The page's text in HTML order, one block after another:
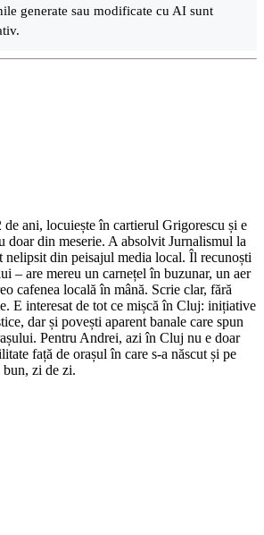
generate sau modificate cu AI sunt
ani, locuiește în cartierul Grigorescu și e
doar din meserie. A absolvit Jurnalismul la
din peisajul media local. Îl recunoști
– are mereu un carnețel în buzunar, un aer
cafenea locală în mână. Scrie clar, fără
E interesat de tot ce mișcă în Cluj: inițiative
dar și povești aparent banale care spun
Pentru Andrei, azi în Cluj nu e doar
față de orașul în care s-a născut și pe
bun, zi de zi.